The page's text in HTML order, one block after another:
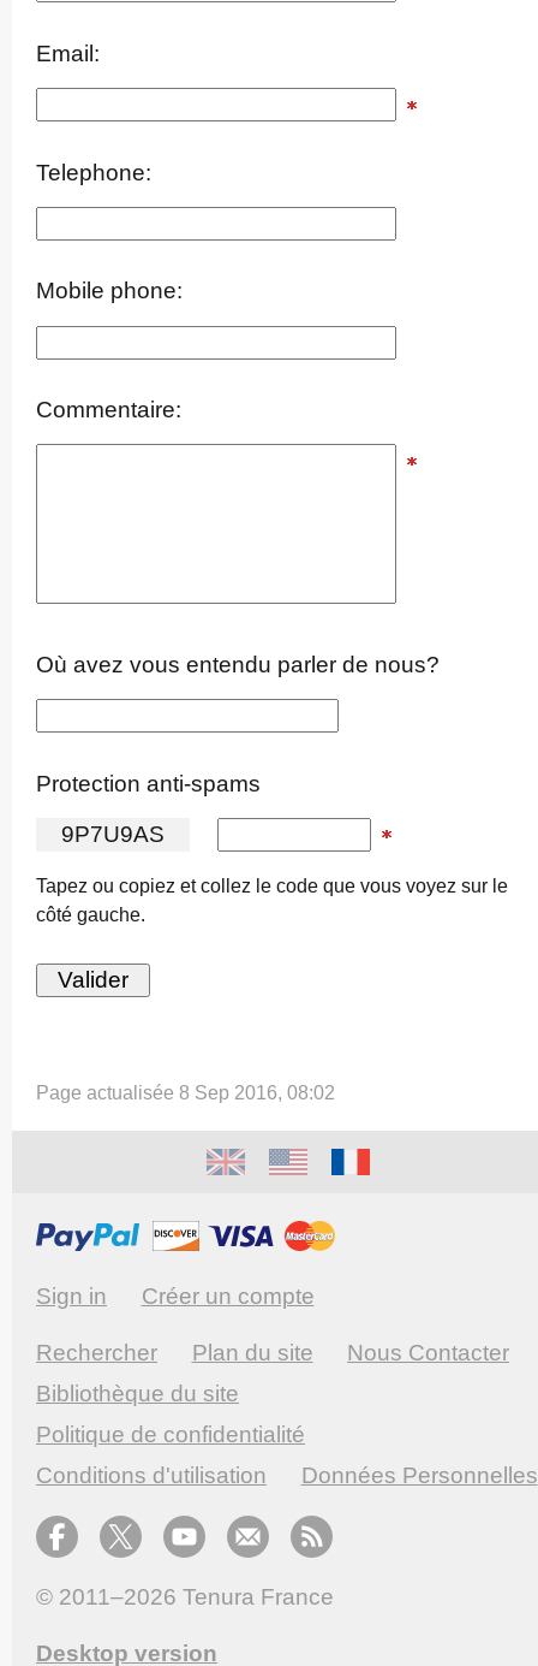
Email:
Telephone:
Mobile phone:
Commentaire:
Où avez vous entendu parler de nous?
Protection anti-spams
9P7U9AS
Tapez ou copiez et collez le code que vous voyez sur le
côté gauche.
Page actualisée 8 Sep 2016, 08:02
Sign in Créer un compte
Rechercher Plan du site
Nous Contacter
Bibliothèque du site
Politique de confidentialité
Conditions d'utilisation
Données Personnelles
© 2011–2026 Tenura France
Desktop version